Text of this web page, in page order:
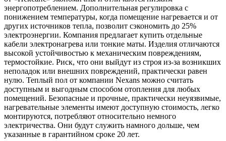
энергопотреблением. Дополнительная регулировка с
понижением температуры, когда помещение нагревается и от
других источников тепла, позволит сэкономить до 25%
электроэнергии. Компания предлагает купить отдельные
кабели электронагрева или тонкие маты. Изделия отличаются
высокой устойчивостью к механическим повреждениям,
термостойкие. Риск, что они выйдут из строя из-за возникших
неполадок или внешних повреждений, практически равен
нулю. Теплый пол от компании Nexans можно считать
доступным и выгодным способом отопления для любых
помещений. Безопасные и прочные, практически неуязвимые,
нагревательные элементы имеют доступную стоимость, легко
монтируются, потребляют относительно немного
электричества. Они будут служить намного дольше, чем
указанные в гарантийном сроке 20 лет.